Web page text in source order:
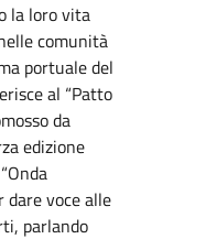
la loro vita
comunità
portuale del
al “Patto
da
edizione
dare voce alle
parlando